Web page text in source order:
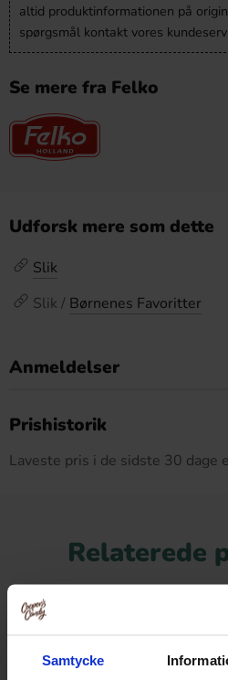
Samtycke
altid produktinformationen på
spørgsmål kontakt vores
Se mere fra Felko
Udforsk mere som dette
Slik
Slik / Børnenes Favoritter
Anmeldelser
Prishistorik
Laveste pris i de sidste 30
Relaterede